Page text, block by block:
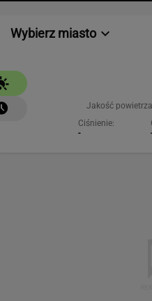
Wybierz miasto
Jakość
Ciśnienie:
-